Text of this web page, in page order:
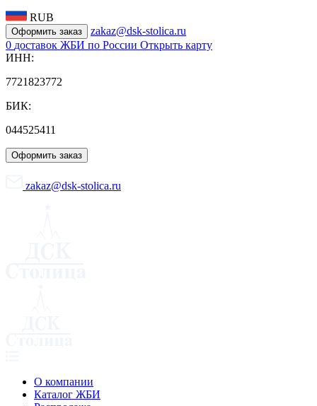
RUB
Оформить заказ
zakaz@dsk-stolica.ru
0 доставок ЖБИ по России Открыть карту
ИНН:
7721823772
БИК:
044525411
Оформить заказ
zakaz@dsk-stolica.ru
О компании
Каталог ЖБИ